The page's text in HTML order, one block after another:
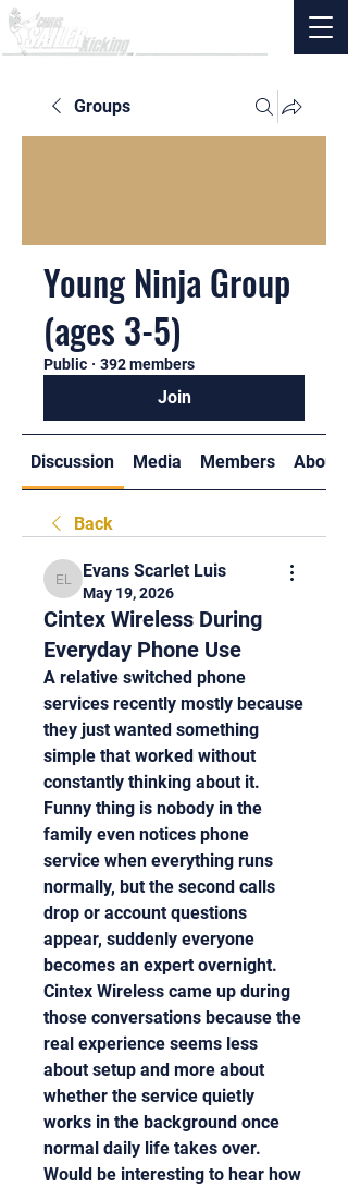
Groups
Young Ninja Group
(ages 3-5)
Public · 392 members
Join
Discussion Media Members About
Back
Evans Scarlet Luis
Evans Scarlet Luis
May 19, 2026
Cintex Wireless During
Everyday Phone Use
A relative switched phone
services recently mostly because
they just wanted something
simple that worked without
constantly thinking about it.
Funny thing is nobody in the
family even notices phone
service when everything runs
normally, but the second calls
drop or account questions
appear, suddenly everyone
becomes an expert overnight.
Cintex Wireless came up during
those conversations because the
real experience seems less
about setup and more about
whether the service quietly
works in the background once
normal daily life takes over.
Would be interesting to hear how